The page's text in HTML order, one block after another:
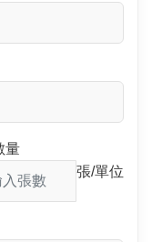
量
張/單位